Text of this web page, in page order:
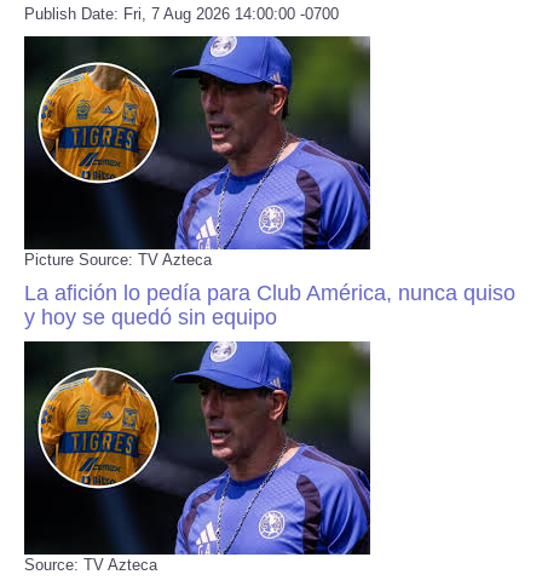
Publish Date: Fri, 7 Aug 2026 14:00:00 -0700
Picture Source: TV Azteca
La afición lo pedía para Club América, nunca quiso
y hoy se quedó sin equipo
Source: TV Azteca